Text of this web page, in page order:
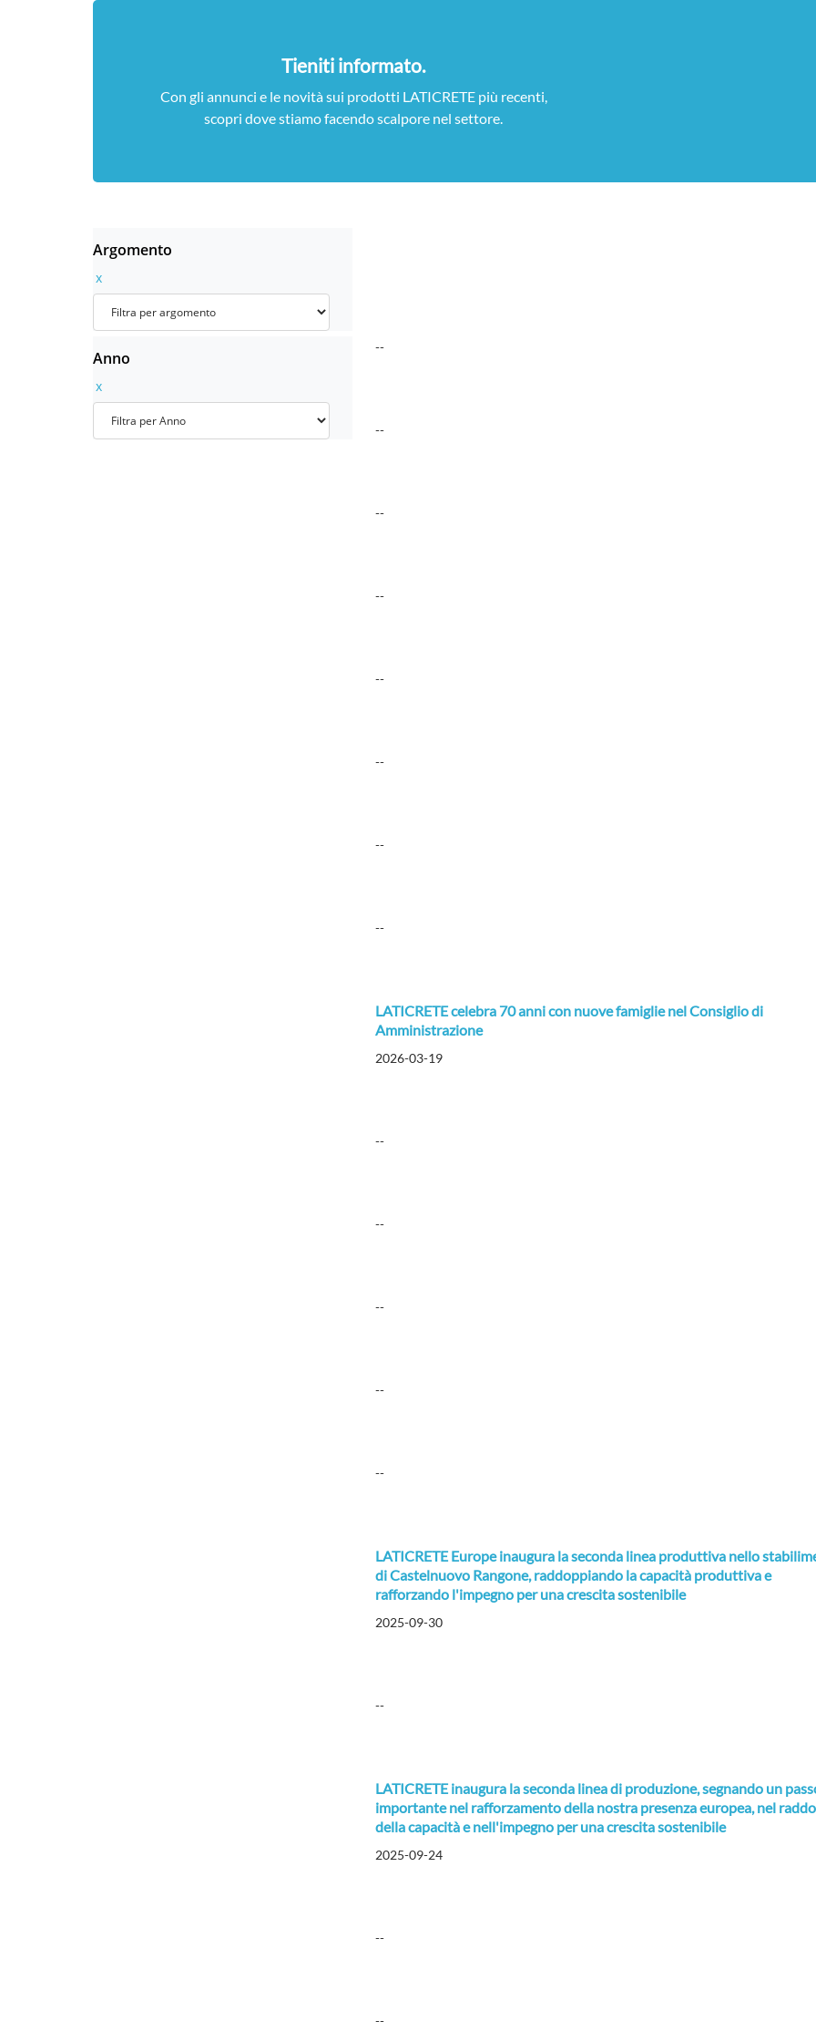
Tieniti informato.
Con gli annunci e le novità sui prodotti LATICRETE più recenti,
scopri dove stiamo facendo scalpore nel settore.
Argomento
x
Anno
x
--
--
--
--
--
--
--
--
LATICRETE celebra 70 anni con nuove famiglie nel Consiglio di
Amministrazione
2026-03-19
--
--
--
--
--
LATICRETE Europe inaugura la seconda linea produttiva nello
di Castelnuovo Rangone, raddoppiando la capacità produttiva e
rafforzando l'impegno per una crescita sostenibile
2025-09-30
--
LATICRETE inaugura la seconda linea di produzione, segnando un
importante nel rafforzamento della nostra presenza europea, nel
della capacità e nell'impegno per una crescita sostenibile
2025-09-24
--
--